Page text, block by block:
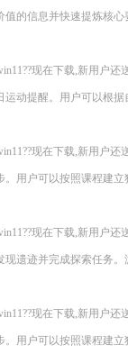
的信息并快速提炼核
现在下载,新用户
动提醒。用户可以根
现在下载,新用户
用户可以按照课程建
现在下载,新用户
遗迹并完成探索任务
现在下载,新用户
用户可以按照课程建